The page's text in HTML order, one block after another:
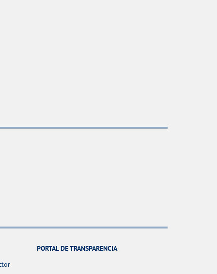
PORTAL DE TRANSPARENCIA